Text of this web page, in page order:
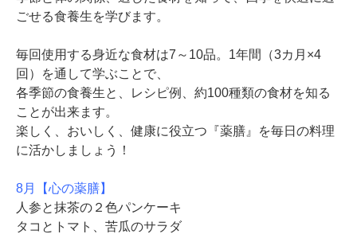
ごせる食養生を学びます。
毎回使用する身近な食材は7～10品。1年間（3カ月×4
回）を通して学ぶことで、
各季節の食養生と、レシピ例、約100種類の食材を知る
ことが出来ます。
楽しく、おいしく、健康に役立つ『薬膳』を毎日の料理
に活かしましょう！
8月【心の薬膳】
人参と抹茶の２色パンケーキ
タコとトマト、苦瓜のサラダ